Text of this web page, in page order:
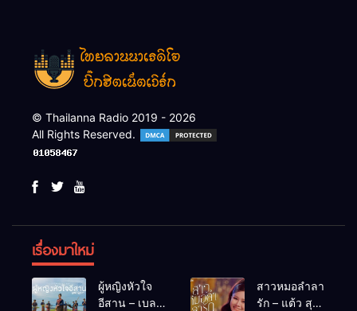
© Thailanna Radio 2019 - 2026
All Rights Reserved.
เรื่องมาใหม่
ผู้หญิงหัวใจ
อีสาน – เบลล์
สาวหมอลำลา
รัก – แต้ว สุ